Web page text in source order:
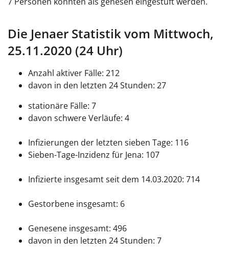
Die Jenaer Statistik vom Mittwoch,
25.11.2020 (24 Uhr)
Anzahl aktiver Fälle: 212
davon in den letzten 24 Stunden: 27
stationäre Fälle: 7
davon schwere Verläufe: 4
Infizierungen der letzten sieben Tage: 116
Sieben-Tage-Inzidenz für Jena: 107
Infizierte insgesamt seit dem 14.03.2020: 714
Gestorbene insgesamt: 6
Genesene insgesamt: 496
davon in den letzten 24 Stunden: 7